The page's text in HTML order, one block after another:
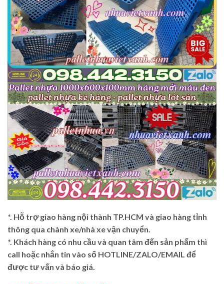
*. Hỗ trợ giao hàng nội thành TP.HCM và giao hàng tỉnh
thông qua chành xe/nhà xe vận chuyển.
*. Khách hàng có nhu cầu và quan tâm đến sản phẩm thì
call hoặc nhắn tin vào số HOTLINE/ZALO/EMAIL để
được tư vấn và báo giá.